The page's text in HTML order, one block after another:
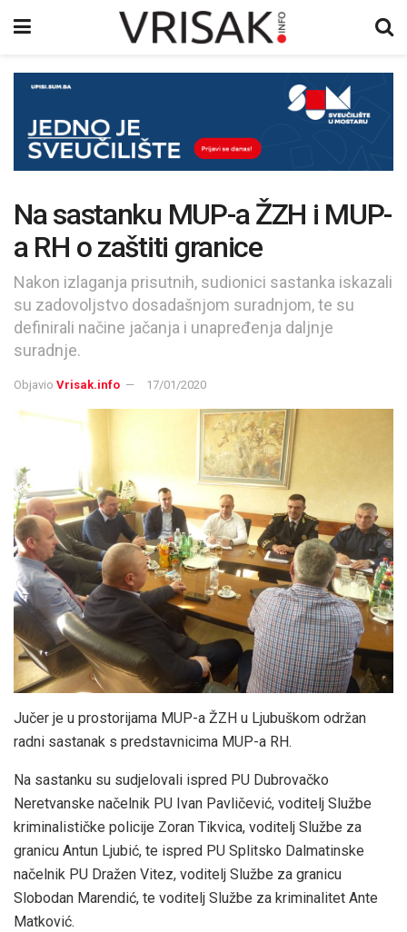
Na sastanku MUP-a ŽZH i MUP-
a RH o zaštiti granice
Nakon izlaganja prisutnih, sudionici sastanka iskazali
su zadovoljstvo dosadašnjom suradnjom, te su
definirali načine jačanja i unapređenja daljnje
suradnje.
Objavio Vrisak.info 17/01/2020
Jučer je u prostorijama MUP-a ŽZH u Ljubuškom održan
radni sastanak s predstavnicima MUP-a RH.
Na sastanku su sudjelovali ispred PU Dubrovačko
Neretvanske načelnik PU Ivan Pavličević, voditelj Službe
kriminalističke policije Zoran Tikvica, voditelj Službe za
granicu Antun Ljubić, te ispred PU Splitsko Dalmatinske
načelnik PU Dražen Vitez, voditelj Službe za granicu
Slobodan Marendić, te voditelj Službe za kriminalitet Ante
Matković.